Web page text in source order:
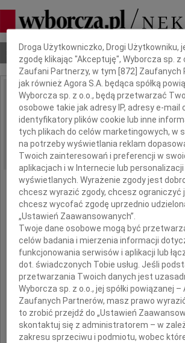
Nekrologi Odeszli Poradnik pogrzebowy
IMIĘ I NAZWISKO:
REGION: Wrocław
DATA EMISJI: 03.08.2010
Naszej
dr Marioli
wyrazy
z
Dbamy o Twoją prywatność
Droga Użytkowniczko, Drogi Użytkowniku,
zgodę klikając "Akceptuję", Wyborcza sp. z
Zaufani Partnerzy, w tym [872 ] Zaufanych
jak również Agora S.A. będąca spółką
Wyborcza sp. z o.o., będą przetwarzać
osobowe takie jak adresy IP, adresy e-mail
identyfikatory plików cookie lub inne
tych plikach do celów marketingowych, w
na potrzeby wyświetlania reklam
Twoich zainteresowań i preferencji w
aplikacjach i w Internecie lub
wyświetlanych. Wyrażenie zgody jest
chcesz wyrazić zgody, chcesz ograniczyć
chcesz wycofać zgodę uprzednio
„Ustawień Zaawansowanych”.
Twoje dane osobowe mogą być
celów badania i mierzenia informacji
funkcjonowania serwisów i aplikacji lub
dot. świadczonych Tobie usług. Jeśli
przetwarzania Twoich danych jest
Wyborcza sp. z o.o., jej spółki powiązanej –
Zaufanych Partnerów, masz prawo
to zrobić przejdź do „Ustawień
skontaktuj się z administratorem – w
zakresu sprzeciwu i podmiotu, wobec